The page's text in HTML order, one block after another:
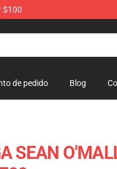
$100
de pedido Blog
SEAN